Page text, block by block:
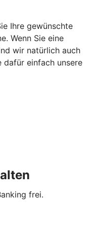
Ihre gewünschte
Wenn Sie eine
wir natürlich auch
dafür einfach unsere
frei.